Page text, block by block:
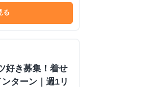
る
好き募集！着せ
ターン｜週1リ